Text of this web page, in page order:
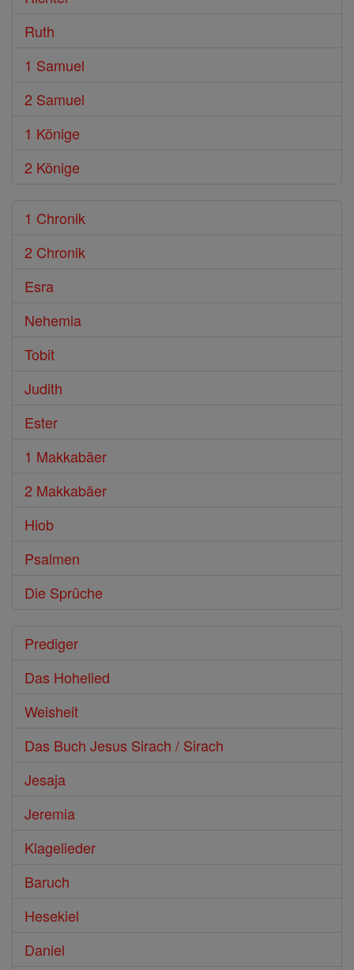
Ruth
1 Samuel
2 Samuel
1 Könige
2 Könige
1 Chronik
2 Chronik
Esra
Nehemia
Tobit
Judith
Ester
1 Makkabäer
2 Makkabäer
Hiob
Psalmen
Die Sprüche
Prediger
Das Hohelied
Weisheit
Das Buch Jesus Sirach / Sirach
Jesaja
Jeremia
Klagelieder
Baruch
Hesekiel
Daniel